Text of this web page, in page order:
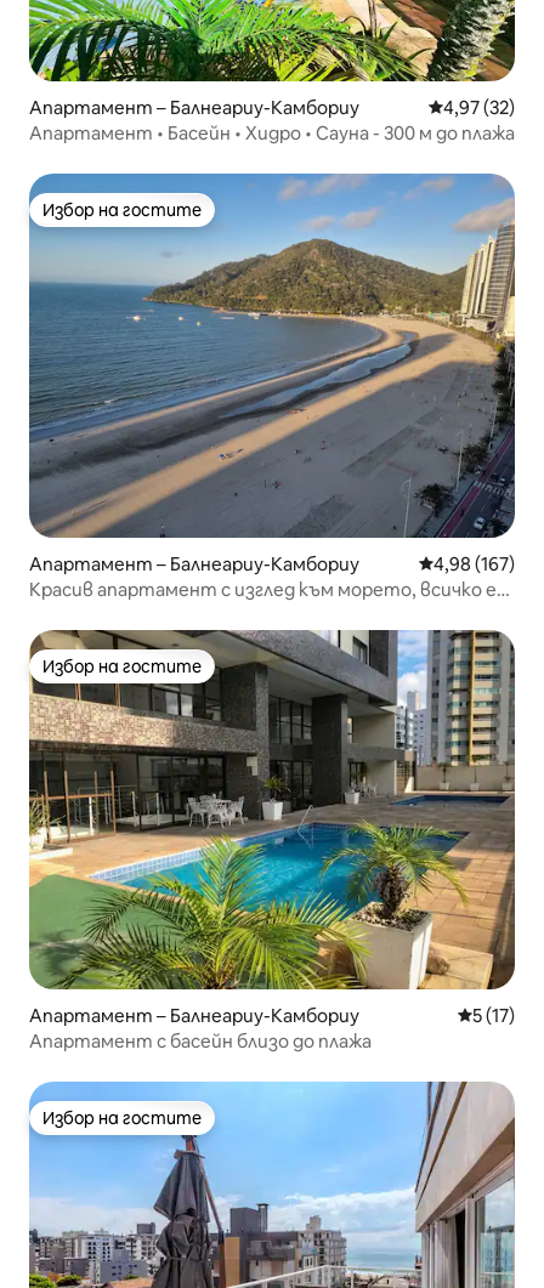
Апартамент – Балнеариу-Камбориу Средна
4,97 (32)
Апартамент • Басейн • Хидро • Сауна - 300 м до плажа
Избор на гостите
Избор на гостите
Апартамент – Балнеариу-Камбориу Средна
4,98 (167)
Красив апартамент с изглед към морето, всичко е
Избор на гостите
Избор на гостите
Апартамент – Балнеариу-Камбориу Средна
5 (17)
Апартамент с басейн близо до плажа
Избор на гостите
Избор на гостите